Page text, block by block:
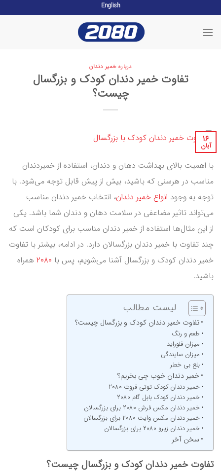
content
English
درباره خمیر دندان
تفاوت خمیر دندان کودک و بزرگسال
چیست؟
۱۶
آبان
با اهمیت بالای بهداشت دهان و دندان، استفاده از خمیردندان
مناسب در هرسنی که باشید، بیش از پیش قابل توجه می‌شود. با
توجه به وجود انواع خمیر دندان، انتخاب خمیر دندان مناسب
می‌تواند تاثیر مضاعفی در سلامت دهان و دندان شما باشد. یکی
از این مثال‌ها استفاده از خمیر دندان مناسب برای کودکان است که
چند تفاوت با خمیر دندان بزرگسالان دارد. در ادامه، بیشتر با تفاوت
خمیر دندان کودک و بزرگسال آشنا می‌شویم، پس با ۲۰۸۰ همراه
باشید.
لیست مطالب
تفاوت خمیر دندان کودک و بزرگسال چیست؟
طعم و رنگ
میزان فلوراید
میزان سایندگی
بلع بی خطر
خمیر دندان خوب چی بخریم؟
خمیر دندان کودک توتی فروت ۲۰۸۰
خمیر دندان کودک بابل گام ۲۰۸۰
خمیر دندان مکس فرش ۲۰۸۰ برای بزرگسالان
خمیر دندان مکس وایت ۲۰۸۰ برای بزرگسالان
خمیر دندان زیرو ۲۰۸۰ برای بزرگسالان
سخن آخر
تفاوت خمیر دندان کودک و بزرگسال چیست؟